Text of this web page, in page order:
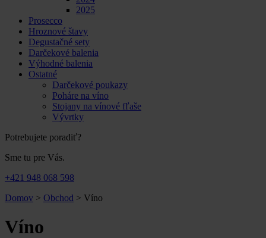
2025
Prosecco
Hroznové štavy
Degustačné sety
Darčekové balenia
Výhodné balenia
Ostatné
Darčekové poukazy
Poháre na víno
Stojany na vínové fľaše
Vývrtky
Potrebujete poradiť?
Sme tu pre Vás.
+421 948 068 598
Domov > Obchod > Víno
Víno